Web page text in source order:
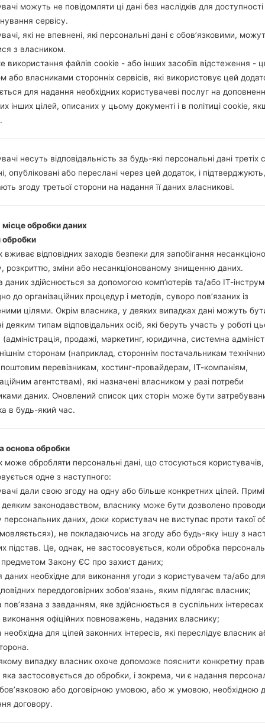
akaLG G
LG G Flex2 LTE-A (LG Z2)
149.1 x 75.3 міліметрів (5.87
152 грам (5.36 унції)
Android 5.1.x Lollipop Mirror
Апаратне забезпечення
4 x 2 GHz + 4 x 1.5 GHz
Восьмиядерний
2GB
32GB
microSD, до 128 GB
Мережа та дані
1 Мікро SIM
LTE1900 (B2), LTE1700/2100
LTE1900 (B25)
-
можуть не повідомляти ці дані без наслідків для
сервісу.
які не впевнені, які персональні дані є обов’язковими,
з власником.
використання файлів cookie - або інших засобів відстеження -
або власниками сторонніх сервісів, які використовує цей
для надання необхідних користувачеві послуг на
інших цілей, описаних у цьому документі і в політиці cookie,
несуть відповідальність за будь-які персональні дані третіх
опубліковані або переслані через цей додаток, і
згоду третьої сторони на надання її даних власникові.
місце обробки даних
вживає відповідних заходів безпеки для запобігання
розкриттю, зміни або несанкціонованому знищенню даних.
даних здійснюється за допомогою комп’ютерів та/або ІТ-
до організаційних процедур і методів, суворо пов’язаних із
цілями. Окрім власника, у деяких випадках дані можуть
деяким типам відповідальних осіб, які беруть участь у роботі
(адміністрація, продажі, маркетинг, юридична, системна
сторонам (наприклад, стороннім постачальникам
перевізникам, хостинг-провайдерам, ІТ-компаніям,
агентствам), які назначені власником у разі потреби
даних. Оновлений список цих сторін може бути
в будь-який час.
основа обробки
може обробляти персональні дані, що стосуються
одне з наступного:
дали свою згоду на одну або більше конкретних цілей.
деяким законодавством, власнику може бути дозволено
персональних даних, доки користувач не виступає проти такої
не покладаючись на згоду або будь-яку іншу з
підстав. Це, однак, не застосовується, коли обробка
предметом Закону ЄС про захист даних;
даних необхідне для виконання угоди з користувачем та/або
переддоговірних зобов’язань, яким підлягає власник;
пов’язана з завданням, яке здійснюється в суспільних
виконання офіційних повноважень, наданих власнику;
необхідна для цілей законних інтересів, які переслідує власник
випадку власник охоче допоможе пояснити конкретну
застосовується до обробки, і зокрема, чи є надання
або договірною умовою, або ж умовою, необхідною
договору.